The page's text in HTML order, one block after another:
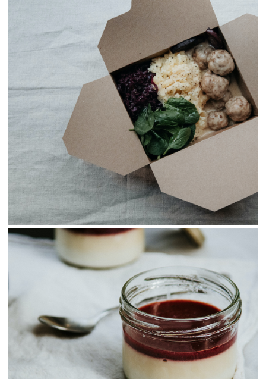
View Fullscreen
View Fullscreen